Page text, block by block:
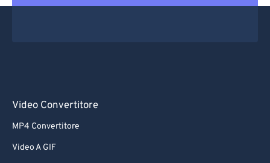
Video Convertitore
MP4 Convertitore
Video A GIF